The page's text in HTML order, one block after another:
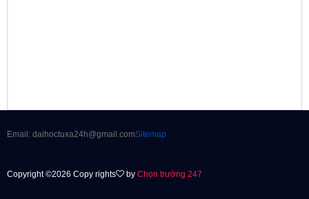
Email: daihoctuxa24h@gmail.comSitemap
Copyright ©2026 Copy rights by Chọn trường 247